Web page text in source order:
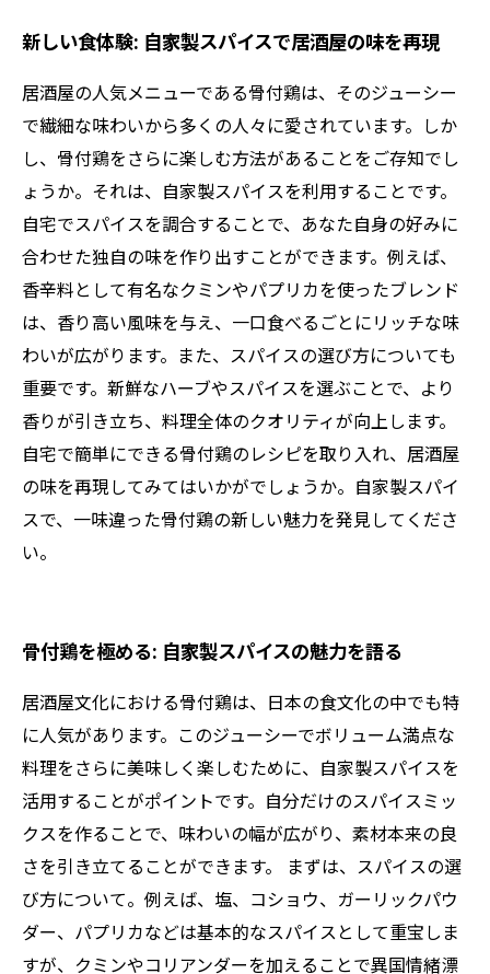
新しい食体験: 自家製スパイスで居酒屋の味を再現
居酒屋の人気メニューである骨付鶏は、そのジューシー
で繊細な味わいから多くの人々に愛されています。しか
し、骨付鶏をさらに楽しむ方法があることをご存知でし
ょうか。それは、自家製スパイスを利用することです。
自宅でスパイスを調合することで、あなた自身の好みに
合わせた独自の味を作り出すことができます。例えば、
香辛料として有名なクミンやパプリカを使ったブレンド
は、香り高い風味を与え、一口食べるごとにリッチな味
わいが広がります。また、スパイスの選び方についても
重要です。新鮮なハーブやスパイスを選ぶことで、より
香りが引き立ち、料理全体のクオリティが向上します。
自宅で簡単にできる骨付鶏のレシピを取り入れ、居酒屋
の味を再現してみてはいかがでしょうか。自家製スパイ
スで、一味違った骨付鶏の新しい魅力を発見してくださ
い。
骨付鶏を極める: 自家製スパイスの魅力を語る
居酒屋文化における骨付鶏は、日本の食文化の中でも特
に人気があります。このジューシーでボリューム満点な
料理をさらに美味しく楽しむために、自家製スパイスを
活用することがポイントです。自分だけのスパイスミッ
クスを作ることで、味わいの幅が広がり、素材本来の良
さを引き立てることができます。 まずは、スパイスの選
び方について。例えば、塩、コショウ、ガーリックパウ
ダー、パプリカなどは基本的なスパイスとして重宝しま
すが、クミンやコリアンダーを加えることで異国情緒漂